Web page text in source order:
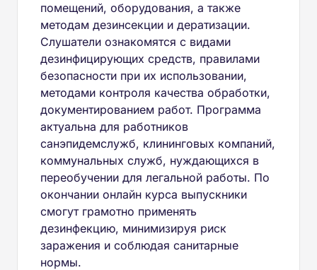
помещений, оборудования, а также
методам дезинсекции и дератизации.
Слушатели ознакомятся с видами
дезинфицирующих средств, правилами
безопасности при их использовании,
методами контроля качества обработки,
документированием работ. Программа
актуальна для работников
санэпидемслужб, клининговых компаний,
коммунальных служб, нуждающихся в
переобучении для легальной работы. По
окончании онлайн курса выпускники
смогут грамотно применять
дезинфекцию, минимизируя риск
заражения и соблюдая санитарные
нормы.